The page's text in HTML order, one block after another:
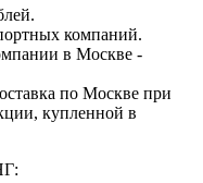
компаний.
в Москве -
по Москве при
купленной в